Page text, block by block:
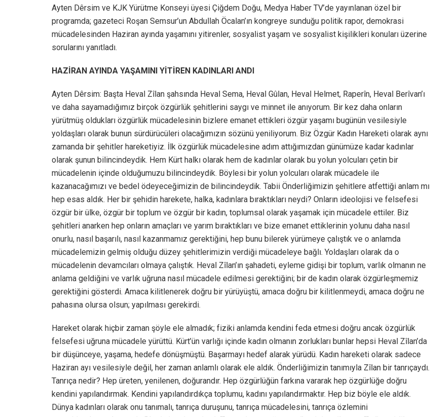
Ayten Dêrsim ve KJK Yürütme Konseyi üyesi Çiğdem Doğu, Medya Haber TV’de yayınlanan özel bir
programda; gazeteci Roşan Semsur’un Abdullah Öcalan’ın kongreye sunduğu politik rapor, demokrasi
mücadelesinden Haziran ayında yaşamını yitirenler, sosyalist yaşam ve sosyalist kişilikleri konuları üzerine
sorularını yanıtladı.
HAZİRAN AYINDA YAŞAMINI YİTİREN KADINLARI ANDI
Ayten Dêrsim: Başta Heval Zîlan şahsında Heval Sema, Heval Gûlan, Heval Helmet, Raperîn, Heval Berîvan’ı
ve daha sayamadığımız birçok özgürlük şehitlerini saygı ve minnet ile anıyorum. Bir kez daha onların
yürütmüş oldukları özgürlük mücadelesinin bizlere emanet ettikleri özgür yaşamı bugünün vesilesiyle
yoldaşları olarak bunun sürdürücüleri olacağımızın sözünü yeniliyorum. Biz Özgür Kadın Hareketi olarak aynı
zamanda bir şehitler hareketiyiz. İlk özgürlük mücadelesine adım attığımızdan günümüze kadar kadınlar
olarak şunun bilincindeydik. Hem Kürt halkı olarak hem de kadınlar olarak bu yolun yolcuları çetin bir
mücadelenin içinde olduğumuzu bilincindeydik. Böylesi bir yolun yolcuları olarak mücadele ile
kazanacağımızı ve bedel ödeyeceğimizin de bilincindeydik. Tabii Önderliğimizin şehitlere atfettiği anlam mı
hep esas aldık. Her bir şehidin harekete, halka, kadınlara bıraktıkları neydi? Onların ideolojisi ve felsefesi
özgür bir ülke, özgür bir toplum ve özgür bir kadın, toplumsal olarak yaşamak için mücadele ettiler. Biz
şehitleri anarken hep onların amaçları ve yarım bıraktıkları ve bize emanet ettiklerinin yolunu daha nasıl
onurlu, nasıl başarılı, nasıl kazanmamız gerektiğini, hep bunu bilerek yürümeye çalıştık ve o anlamda
mücadelemizin gelmiş olduğu düzey şehitlerimizin verdiği mücadeleye bağlı. Yoldaşları olarak da o
mücadelenin devamcıları olmaya çalıştık. Heval Zîlan’ın şahadeti, eyleme gidişi bir toplum, varlık olmanın ne
anlama geldiğini ve varlık uğruna nasıl mücadele edilmesi gerektiğini; bir de kadın olarak özgürleşmemiz
gerektiğini gösterdi. Amaca kilitlenerek doğru bir yürüyüştü, amaca doğru bir kilitlenmeydi, amaca doğru ne
pahasına olursa olsun; yapılması gerekirdi.
Hareket olarak hiçbir zaman şöyle ele almadık; fiziki anlamda kendini feda etmesi doğru ancak özgürlük
felsefesi uğruna mücadele yürüttü. Kürt’ün varlığı içinde kadın olmanın zorlukları bunlar hepsi Heval Zîlan’da
bir düşünceye, yaşama, hedefe dönüşmüştü. Başarmayı hedef alarak yürüdü. Kadın hareketi olarak sadece
Haziran ayı vesilesiyle değil, her zaman anlamlı olarak ele aldık. Önderliğimizin tanımıyla Zîlan bir tanrıçaydı.
Tanrıça nedir? Hep üreten, yenilenen, doğurandır. Hep özgürlüğün farkına vararak hep özgürlüğe doğru
kendini yapılandırmak. Kendini yapılandırdıkça toplumu, kadını yapılandırmaktır. Hep biz böyle ele aldık.
Dünya kadınları olarak onu tanımalı, tanrıça duruşunu, tanrıça mücadelesini, tanrıça özlemini